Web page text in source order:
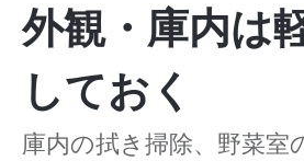
外観・庫内は
しておく
庫内の拭き掃除、野菜室